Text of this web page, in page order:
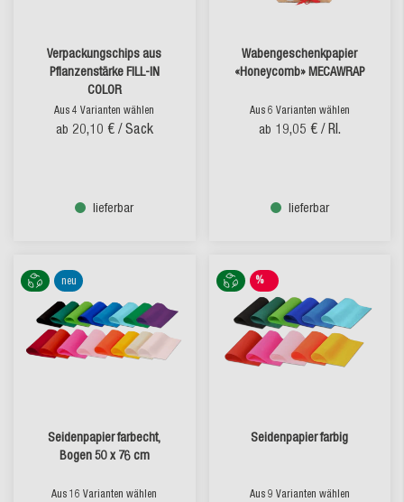
Verpackungschips aus
Pflanzenstärke FILL-IN
COLOR
Aus 4 Varianten wählen
ab 20,10 € / Sack
lieferbar
Wabengeschenkpapier
«Honeycomb» MECAWRAP
Aus 6 Varianten wählen
ab 19,05 € / Rl.
lieferbar
neu
Seidenpapier farbecht,
Bogen 50 x 76 cm
Aus 16 Varianten wählen
%
SALE
Seidenpapier farbig
Aus 9 Varianten wählen